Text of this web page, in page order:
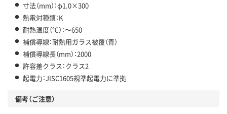
寸法（mm）：φ1.0×300
熱電対種類：K
耐熱温度（℃）：～650
補償導線：耐熱用ガラス被覆（青）
補償導線長（mm）：2000
許容差クラス：クラス2
起電力：JISC1605規準起電力に準拠
備考（ご注意）